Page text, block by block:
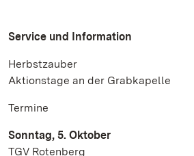
Service und Information
Herbstzauber
Aktionstage an der Grabkapelle
Termine
Sonntag, 5. Oktober
TGV Rotenberg